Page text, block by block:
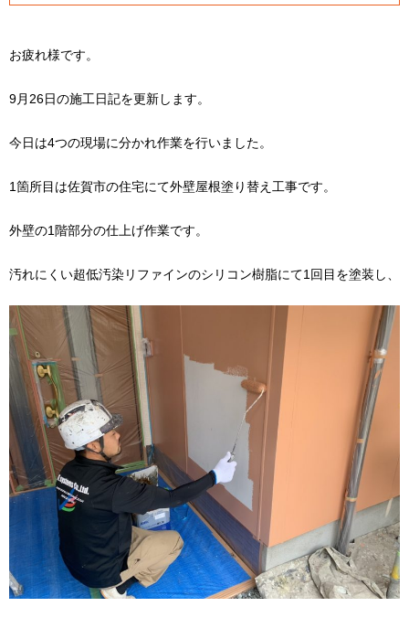
お疲れ様です。
9月26日の施工日記を更新します。
今日は4つの現場に分かれ作業を行いました。
1箇所目は佐賀市の住宅にて外壁屋根塗り替え工事です。
外壁の1階部分の仕上げ作業です。
汚れにくい超低汚染リファインのシリコン樹脂にて1回目を塗装し、